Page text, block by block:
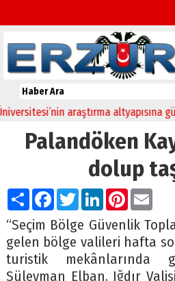
araştırma altyapısına
Palandöken
dolup
PaylaşFacebook
TwitterLinkedIn
Pinterest
“Seçim Bölge Güvenlik
gelen bölge valileri hafta
turistik mekânlarında
Süleyman Elban, Iğdır